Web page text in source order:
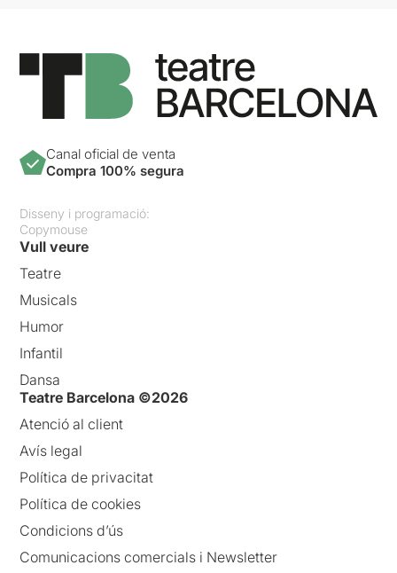
Canal oficial de venta
Compra 100% segura
Disseny i programació:
Copymouse
Vull veure
Teatre
Musicals
Humor
Infantil
Dansa
Teatre Barcelona ©2026
Atenció al client
Avís legal
Política de privacitat
Política de cookies
Condicions d’ús
Comunicacions comercials i Newsletter